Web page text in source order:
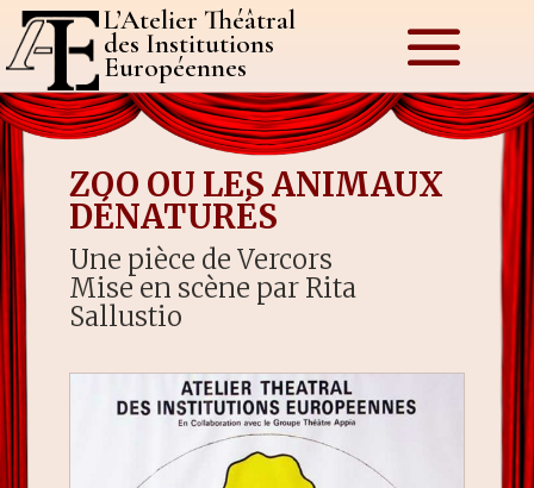
L’Atelier Théâtral
des Institutions
Européennes
ZOO OU LES ANIMAUX
DÉNATURÉS
Une pièce de Vercors
Mise en scène par Rita
Sallustio